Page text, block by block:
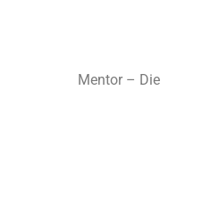
Mentor – Die